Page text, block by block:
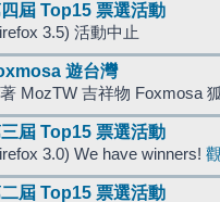
屆 Top15 票選活動
3.5) 活動中止
遊台灣
MozTW 吉祥物 Foxmosa
屆 Top15 票選活動
3.0) We have winners!
屆 Top15 票選活動